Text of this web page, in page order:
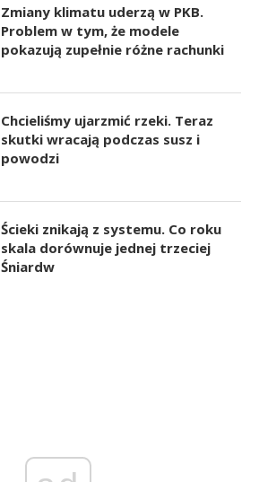
Zmiany klimatu uderzą w PKB.
Problem w tym, że modele
pokazują zupełnie różne rachunki
Chcieliśmy ujarzmić rzeki. Teraz
skutki wracają podczas susz i
powodzi
Ścieki znikają z systemu. Co roku
skala dorównuje jednej trzeciej
Śniardw